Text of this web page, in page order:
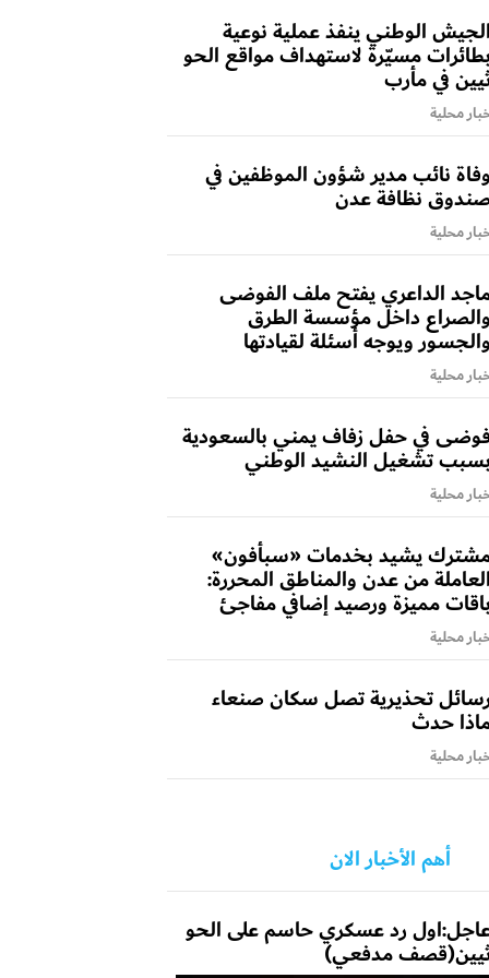
الجيش الوطني ينفذ عملية نوعية
بطائرات مسيّرة لاستهداف مواقع الحو
في مأرب
محلية
وفاة نائب مدير شؤون الموظفين في
صندوق نظافة عدن
محلية
الداعري يفتح ملف الفوضى
والصراع داخل مؤسسة الطرق
والجسور ويوجه أسئلة لقيادتها
محلية
فوضى في حفل زفاف يمني بالسعودية
بسبب تشغيل النشيد الوطني
محلية
يشيد بخدمات «سبأفون»
العاملة من عدن والمناطق المحررة:
باقات مميزة ورصيد إضافي مفاجئ
محلية
رسائل تحذيرية تصل سكان صنعاء
حدث
محلية
أهم الأخبار الان
رد عسكري حاسم على الحو
مدفعي)